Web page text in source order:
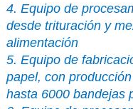
4. Equipo de
desde trituración y
alimentación
5. Equipo de
papel, con
hasta 6000 bandejas